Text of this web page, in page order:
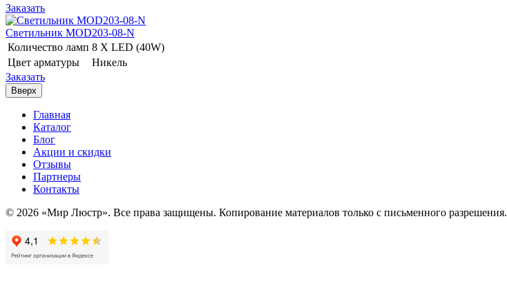
Заказать
Светильник MOD203-08-N
Количество ламп 8 Х LED (40W)
Цвет арматуры
Никель
Заказать
Вверх
Главная
Каталог
Блог
Акции и скидки
Отзывы
Партнеры
Контакты
© 2026 «Мир Люстр». Все права защищены. Копирование материалов только с письменного разрешения.